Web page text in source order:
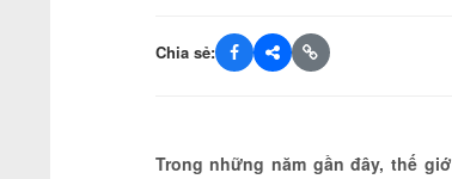
Chia sẻ:
Trong những năm gần đây, thế